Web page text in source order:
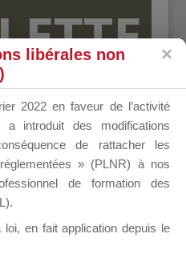
libérales non
2022 en faveur de l’activité
a introduit des modifications
de rattacher les
» (PLNR) à nos
de formation des
loi, en fait application depuis le